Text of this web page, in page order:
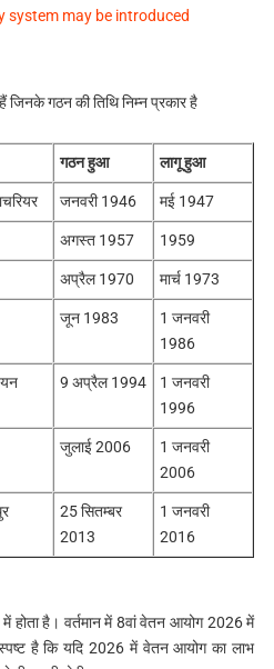
system may be introduced
गठन की तिथि निम्‍न प्रकार है
गठन हुआ लागू हुआ
जनवरी 1946 मई 1947
अगस्‍त 1957 1959
अप्रैल 1970 मार्च 1973
जून 1983
1 जनवरी
1986
9 अप्रैल 1994
1 जनवरी
1996
जुलाई 2006
1 जनवरी
2006
25 सितम्‍बर
2013
1 जनवरी
2016
है। वर्तमान में 8वां वेतन आयोग 2026 में
है कि यदि 2026 में वेतन आयोग का लाभ